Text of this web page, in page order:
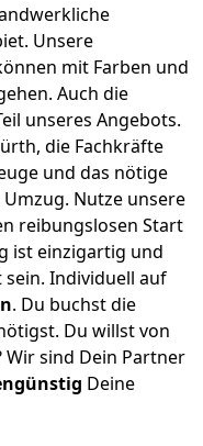
Unsere
mit Farben und
Auch die
unseres Angebots.
, die Fachkräfte
und das nötige
Nutze unsere
reibungslosen Start
ist einzigartig und
Individuell auf
. Du buchst die
Du willst von
Wir sind Dein Partner
Deine